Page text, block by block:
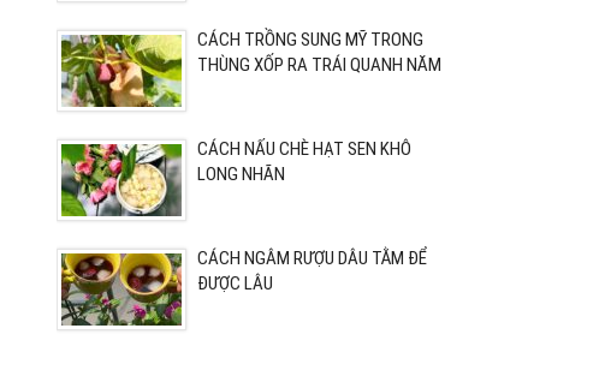
CÁCH TRỒNG SUNG MỸ TRONG
THÙNG XỐP RA TRÁI QUANH NĂM
CÁCH NẤU CHÈ HẠT SEN KHÔ
LONG NHÃN
CÁCH NGÂM RƯỢU DÂU TẰM ĐỂ
ĐƯỢC LÂU